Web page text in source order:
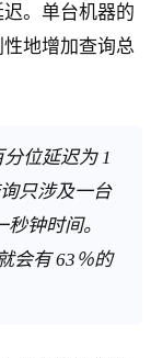
。单台机器的
地增加查询总
位延迟为 1
只涉及一台
钟时间。
会有 63％的